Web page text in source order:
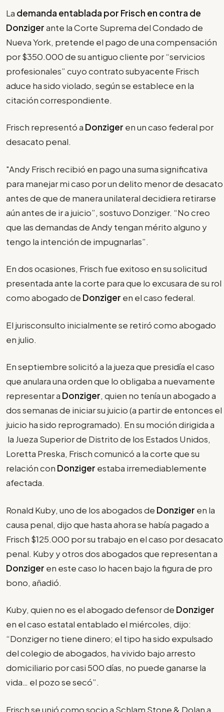
La demanda entablada por Frisch en contra de
Donzigerante la Corte Suprema del Condado de
Nueva York, pretende el pago de una compensación
por $350.000 de su antiguo cliente por “servicios
profesionales” cuyo contrato subyacente Frisch
aduce ha sido violado, según se establece en la
citación correspondiente.
Frisch representó a Donziger en un caso federal por
desacato penal.
"Andy Frisch recibió en pago una suma significativa
para manejar mi caso por un delito menor de desacato
antes de que de manera unilateral decidiera retirarse
aún antes de ir a juicio”, sostuvo Donziger. “No creo
que las demandas de Andy tengan mérito alguno y
tengo la intención de impugnarlas”.
En dos ocasiones, Frisch fue exitoso en su solicitud
presentada ante la corte para que lo excusara de su rol
como abogado de Donziger en el caso federal.
El jurisconsulto inicialmente se retiró como abogado
en julio.
En septiembre solicitó a la jueza que presidía el caso
que anulara una orden que lo obligaba a nuevamente
representar a Donziger, quien no tenía un abogado a
dos semanas de iniciar su juicio (a partir de entonces el
juicio ha sido reprogramado). En su moción dirigida a
la Jueza Superior de Distrito de los Estados Unidos,
Loretta Preska, Frisch comunicó a la corte que su
relación con Donziger estaba irremediablemente
afectada.
Ronald Kuby, uno de los abogados de Donziger en la
causa penal, dijo que hasta ahora se había pagado a
Frisch $125.000 por su trabajo en el caso por desacato
penal. Kuby y otros dos abogados que representan a
Donziger en este caso lo hacen bajo la figura de pro
bono, añadió.
Kuby, quien no es el abogado defensor de Donziger
en el caso estatal entablado el miércoles, dijo:
“Donziger no tiene dinero; el tipo ha sido expulsado
del colegio de abogados, ha vivido bajo arresto
domiciliario por casi 500 días, no puede ganarse la
vida… el pozo se secó”.
Frisch se unió como socio a Schlam Stone & Dolan a